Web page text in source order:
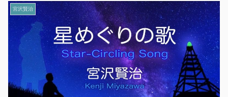
宮沢賢治